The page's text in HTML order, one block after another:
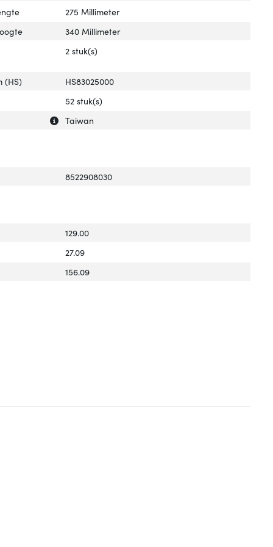
275 Millimeter
340 Millimeter
2 stuk(s)
(HS)
HS83025000
52 stuk(s)
Uitleg over 'Land van herkomst'
Verberg uitleg over 'Land van herkomst'
Taiwan
8522908030
129.00
27.09
156.09